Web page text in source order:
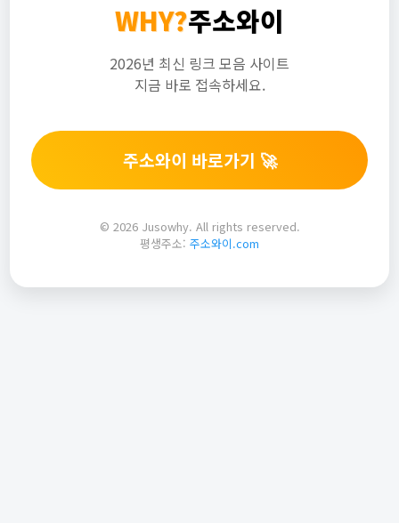
WHY?주소와이
2026년 최신 링크 모음 사이트
지금 바로 접속하세요.
주소와이 바로가기 🚀
© 2026 Jusowhy. All rights reserved.
평생주소: 주소와이.com